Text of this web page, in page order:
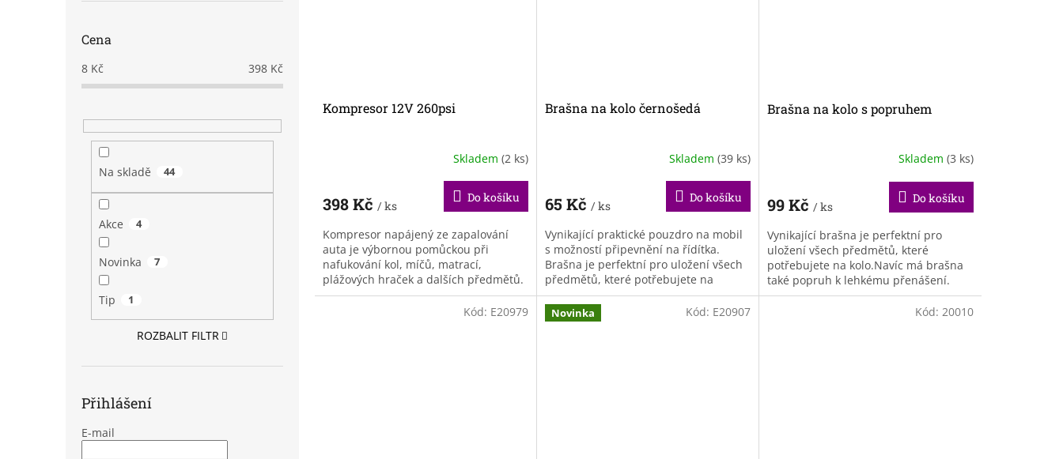
Cena
8 Kč 398 Kč
Na skladě 44
Akce 4
Novinka 7
Tip 1
ROZBALIT FILTR
Přihlášení
E-mail
Kompresor 12V 260psi
Skladem (2 ks)
398 Kč / ks
Do košíku
Kompresor napájený ze zapalování
auta je výbornou pomůckou při
nafukování kol, míčů, matrací,
plážových hraček a dalších předmětů.
Nepostradatelný společník nejen na
Brašna na kolo černošedá
Skladem (39 ks)
65 Kč / ks
Do košíku
Vynikající praktické pouzdro na mobil
s možností připevnění na řídítka.
Brašna je perfektní pro uložení všech
předmětů, které potřebujete na
kolo.Navíc má brašna také
průhlednou...
Brašna na kolo s popruhem
Skladem (3 ks)
99 Kč / ks
Do košíku
Vynikající brašna je perfektní pro
uložení všech předmětů, které
potřebujete na kolo.Navíc má brašna
také popruh k lehkému přenášení.
Kód: E20979 Novinka Kód: E20907 Kód: 20010